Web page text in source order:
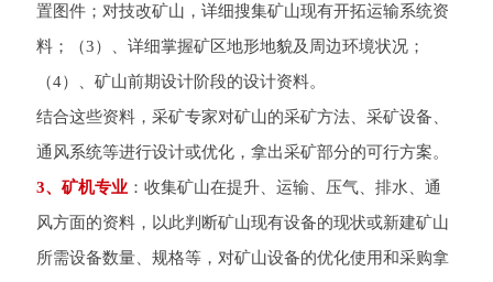
置图件；对技改矿山，详细搜集矿山现有开拓运输系统资
料；（3）、详细掌握矿区地形地貌及周边环境状况；
（4）、矿山前期设计阶段的设计资料。
结合这些资料，采矿专家对矿山的采矿方法、采矿设备、
通风系统等进行设计或优化，拿出采矿部分的可行方案。
3、矿机专业：收集矿山在提升、运输、压气、排水、通
风方面的资料，以此判断矿山现有设备的现状或新建矿山
所需设备数量、规格等，对矿山设备的优化使用和采购拿